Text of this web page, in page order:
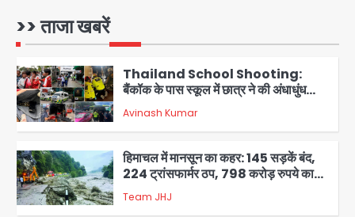
>> ताजा खबरें
1
2
Thailand School Shooting:
बैंकॉक के पास स्कूल में छात्र ने की अंधाधुंध
फायरिंग, हमलावर सहित सात की मौत, 15
घायल
Avinash Kumar
3
हिमाचल में मानसून का कहर: 145 सड़कें बंद,
224 ट्रांसफार्मर ठप, 798 करोड़ रुपये का
Team JHJ